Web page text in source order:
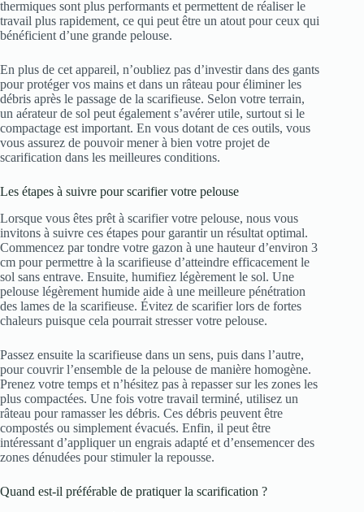
thermiques sont plus performants et permettent de réaliser le
travail plus rapidement, ce qui peut être un atout pour ceux qui
bénéficient d’une grande pelouse.
En plus de cet appareil, n’oubliez pas d’investir dans des gants
pour protéger vos mains et dans un râteau pour éliminer les
débris après le passage de la scarifieuse. Selon votre terrain,
un aérateur de sol peut également s’avérer utile, surtout si le
compactage est important. En vous dotant de ces outils, vous
vous assurez de pouvoir mener à bien votre projet de
scarification dans les meilleures conditions.
Les étapes à suivre pour scarifier votre pelouse
Lorsque vous êtes prêt à scarifier votre pelouse, nous vous
invitons à suivre ces étapes pour garantir un résultat optimal.
Commencez par tondre votre gazon à une hauteur d’environ 3
cm pour permettre à la scarifieuse d’atteindre efficacement le
sol sans entrave. Ensuite, humifiez légèrement le sol. Une
pelouse légèrement humide aide à une meilleure pénétration
des lames de la scarifieuse. Évitez de scarifier lors de fortes
chaleurs puisque cela pourrait stresser votre pelouse.
Passez ensuite la scarifieuse dans un sens, puis dans l’autre,
pour couvrir l’ensemble de la pelouse de manière homogène.
Prenez votre temps et n’hésitez pas à repasser sur les zones les
plus compactées. Une fois votre travail terminé, utilisez un
râteau pour ramasser les débris. Ces débris peuvent être
compostés ou simplement évacués. Enfin, il peut être
intéressant d’appliquer un engrais adapté et d’ensemencer des
zones dénudées pour stimuler la repousse.
Quand est-il préférable de pratiquer la scarification ?